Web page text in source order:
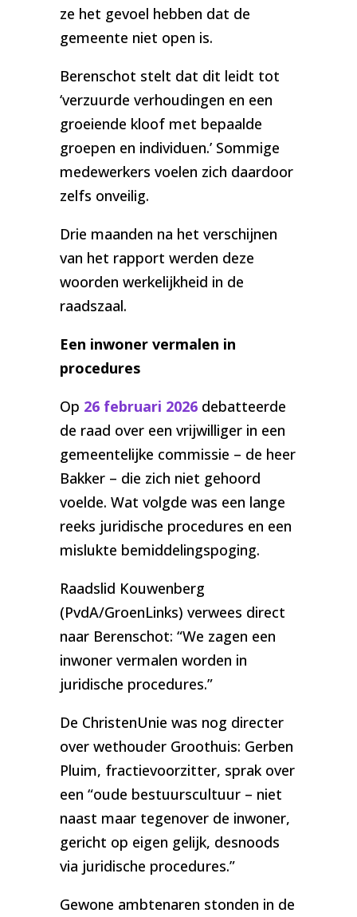
ze het gevoel hebben dat de
gemeente niet open is.
Berenschot stelt dat dit leidt tot
‘verzuurde verhoudingen en een
groeiende kloof met bepaalde
groepen en individuen.’ Sommige
medewerkers voelen zich daardoor
zelfs onveilig.
Drie maanden na het verschijnen
van het rapport werden deze
woorden werkelijkheid in de
raadszaal.
Een inwoner vermalen in
procedures
Op 26 februari 2026debatteerde
de raad over een vrijwilliger in een
gemeentelijke commissie – de heer
Bakker – die zich niet gehoord
voelde. Wat volgde was een lange
reeks juridische procedures en een
mislukte bemiddelingspoging.
Raadslid Kouwenberg
(PvdA/GroenLinks) verwees direct
naar Berenschot: “We zagen een
inwoner vermalen worden in
juridische procedures.”
De ChristenUnie was nog directer
over wethouder Groothuis: Gerben
Pluim, fractievoorzitter, sprak over
een “oude bestuurscultuur – niet
naast maar tegenover de inwoner,
gericht op eigen gelijk, desnoods
via juridische procedures.”
Gewone ambtenaren stonden in de